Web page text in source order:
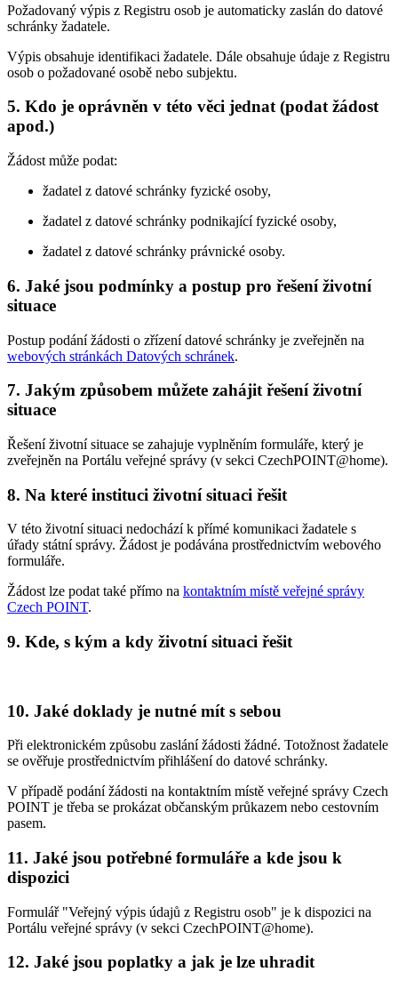
Požadovaný výpis z Registru osob je automaticky zaslán do datové
schránky žadatele.
Výpis obsahuje identifikaci žadatele. Dále obsahuje údaje z Registru
osob o požadované osobě nebo subjektu.
5. Kdo je oprávněn v této věci jednat (podat žádost
apod.)
Žádost může podat:
žadatel z datové schránky fyzické osoby,
žadatel z datové schránky podnikající fyzické osoby,
žadatel z datové schránky právnické osoby.
6. Jaké jsou podmínky a postup pro řešení životní
situace
Postup podání žádosti o zřízení datové schránky je zveřejněn na
webových stránkách Datových schránek.
7. Jakým způsobem můžete zahájit řešení životní
situace
Řešení životní situace se zahajuje vyplněním formuláře, který je
zveřejněn na Portálu veřejné správy (v sekci CzechPOINT@home).
8. Na které instituci životní situaci řešit
V této životní situaci nedochází k přímé komunikaci žadatele s
úřady státní správy. Žádost je podávána prostřednictvím webového
formuláře.
Žádost lze podat také přímo na kontaktním místě veřejné správy
Czech POINT.
9. Kde, s kým a kdy životní situaci řešit
10. Jaké doklady je nutné mít s sebou
Při elektronickém způsobu zaslání žádosti žádné. Totožnost žadatele
se ověřuje prostřednictvím přihlášení do datové schránky.
V případě podání žádosti na kontaktním místě veřejné správy Czech
POINT je třeba se prokázat občanským průkazem nebo cestovním
pasem.
11. Jaké jsou potřebné formuláře a kde jsou k
dispozici
Formulář "Veřejný výpis údajů z Registru osob" je k dispozici na
Portálu veřejné správy (v sekci CzechPOINT@home).
12. Jaké jsou poplatky a jak je lze uhradit